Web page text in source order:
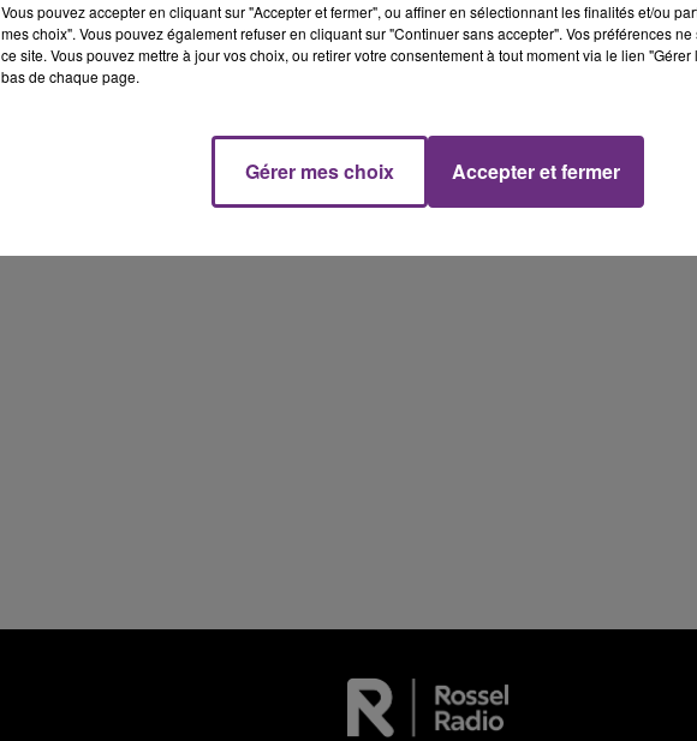
7h00 - 11h00
BEST OF
Vous pouvez accepter en cliquant sur "Accepter et fermer", ou affiner en sélectionnant les finalités et/ou
mes choix". Vous pouvez également refuser en cliquant sur "Continuer sans accepter". Vos préférences
ce site. Vous pouvez mettre à jour vos choix, ou retirer votre consentement à tout moment via le lien
bas de chaque page.
Gérer mes choix Accepter et fermer